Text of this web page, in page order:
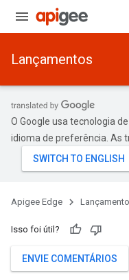
Lançamentos
O Google usa tecnologia
idioma de preferência. As
Apigee Edge
Isso foi útil?
ENVIE COMENTÁRIOS